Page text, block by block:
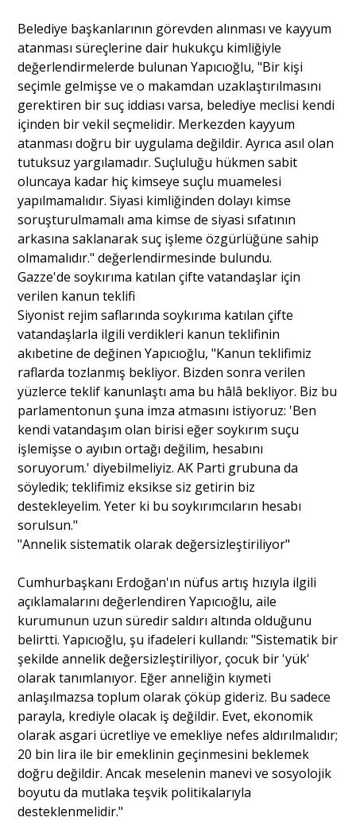
Belediye başkanlarının görevden alınması ve kayyum
atanması süreçlerine dair hukukçu kimliğiyle
değerlendirmelerde bulunan Yapıcıoğlu, "Bir kişi
seçimle gelmişse ve o makamdan uzaklaştırılmasını
gerektiren bir suç iddiası varsa, belediye meclisi kendi
içinden bir vekil seçmelidir. Merkezden kayyum
atanması doğru bir uygulama değildir. Ayrıca asıl olan
tutuksuz yargılamadır. Suçluluğu hükmen sabit
oluncaya kadar hiç kimseye suçlu muamelesi
yapılmamalıdır. Siyasi kimliğinden dolayı kimse
soruşturulmamalı ama kimse de siyasi sıfatının
arkasına saklanarak suç işleme özgürlüğüne sahip
olmamalıdır." değerlendirmesinde bulundu.
Gazze'de soykırıma katılan çifte vatandaşlar için
verilen kanun teklifi
Siyonist rejim saflarında soykırıma katılan çifte
vatandaşlarla ilgili verdikleri kanun teklifinin
akıbetine de değinen Yapıcıoğlu, "Kanun teklifimiz
raflarda tozlanmış bekliyor. Bizden sonra verilen
yüzlerce teklif kanunlaştı ama bu hâlâ bekliyor. Biz bu
parlamentonun şuna imza atmasını istiyoruz: 'Ben
kendi vatandaşım olan birisi eğer soykırım suçu
işlemişse o ayıbın ortağı değilim, hesabını
soruyorum.' diyebilmeliyiz. AK Parti grubuna da
söyledik; teklifimiz eksikse siz getirin biz
destekleyelim. Yeter ki bu soykırımcıların hesabı
sorulsun."
"Annelik sistematik olarak değersizleştiriliyor"
Cumhurbaşkanı Erdoğan'ın nüfus artış hızıyla ilgili
açıklamalarını değerlendiren Yapıcıoğlu, aile
kurumunun uzun süredir saldırı altında olduğunu
belirtti. Yapıcıoğlu, şu ifadeleri kullandı: "Sistematik bir
şekilde annelik değersizleştiriliyor, çocuk bir 'yük'
olarak tanımlanıyor. Eğer anneliğin kıymeti
anlaşılmazsa toplum olarak çöküp gideriz. Bu sadece
parayla, krediyle olacak iş değildir. Evet, ekonomik
olarak asgari ücretliye ve emekliye nefes aldırılmalıdır;
20 bin lira ile bir emeklinin geçinmesini beklemek
doğru değildir. Ancak meselenin manevi ve sosyolojik
boyutu da mutlaka teşvik politikalarıyla
desteklenmelidir."